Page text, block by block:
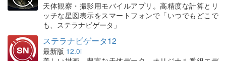
天体観察・撮影用モバイルアプリ。高精度な計算とリ
ッチな星図表示をスマートフォンで「いつでもどこで
も、ステラナビゲータ」
ステラナビゲータ12
最新版 12.0i